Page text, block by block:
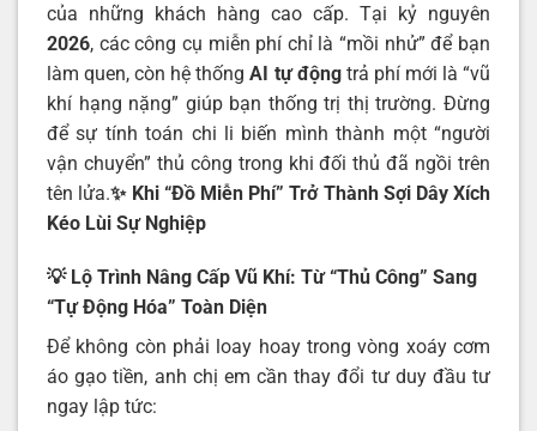
của những khách hàng cao cấp. Tại kỷ nguyên
2026, các công cụ miễn phí chỉ là “mồi nhử” để bạn
làm quen, còn hệ thốngAI tự độngtrả phí mới là “vũ
khí hạng nặng” giúp bạn thống trị thị trường. Đừng
để sự tính toán chi li biến mình thành một “người
vận chuyển” thủ công trong khi đối thủ đã ngồi trên
tên lửa.✨ Khi “Đồ Miễn Phí” Trở Thành Sợi Dây Xích
Kéo Lùi Sự Nghiệp
💡 Lộ Trình Nâng Cấp Vũ Khí: Từ “Thủ Công” Sang
“Tự Động Hóa” Toàn Diện
Để không còn phải loay hoay trong vòng xoáy cơm
áo gạo tiền, anh chị em cần thay đổi tư duy đầu tư
ngay lập tức: